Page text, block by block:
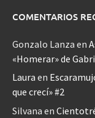
COMENTARIOS
Gonzalo Lanza en
«Homerar» de
Laura en
que crecí» #2
Silvana en